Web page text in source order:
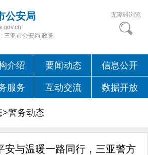
公安局
三亚市公安局.政务
无障碍浏览
介绍 要闻动态 信息公开
服务 互动交流 数据开放
>警务动态
安与温暖一路同行，三亚警方